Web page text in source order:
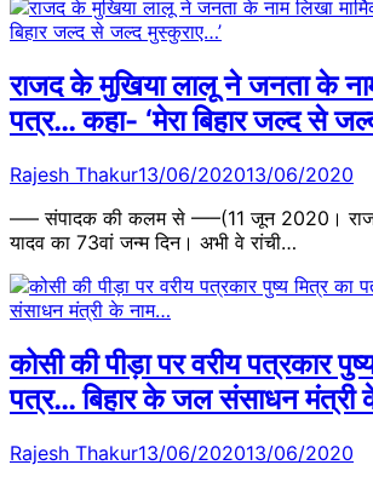
राजद के मुखिया लालू ने जनता के नाम
पत्र… कहा- ‘मेरा बिहार जल्द से
Rajesh Thakur13/06/202013/06/2020
—– संपादक की कलम से —–(11 जून 2020।
यादव का 73वां जन्म दिन। अभी वे रांची…
कोसी की पीड़ा पर वरीय पत्रकार
पत्र… बिहार के जल संसाधन मंत्री
Rajesh Thakur13/06/202013/06/2020